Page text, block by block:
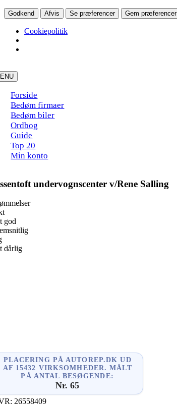
Godkend Afvis Se præferencer Gem præferencer
Cookiepolitik
to
content
Forside
Bedøm firmaer
Bedøm biler
Ordbog
Guide
Top 20
Min konto
undervognscenter v/Rene Salling
god
dårlig
PLACERING PÅ AUTOREP.DK UD
AF 15432 VIRKSOMHEDER. MÅLT
PÅ ANTAL BESØGENDE:
Nr. 65
26558409